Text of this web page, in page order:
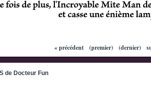
« précédent (premier) (dernier)